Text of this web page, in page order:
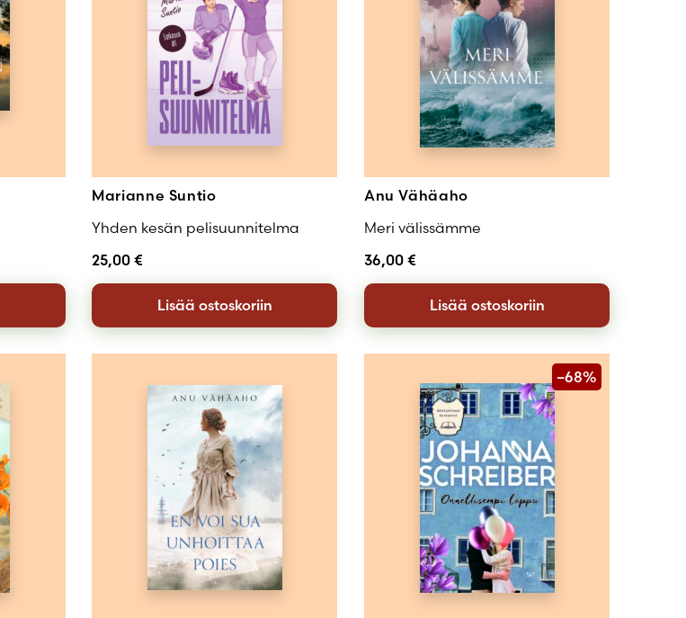
Luo uusi tili
Marianne Suntio
Yhden kesän pelisuunnitelma
25,00€
Lisää ostoskoriin
Anu Vähäaho
Meri välissämme
36,00 €
Lisää ostoskoriin
–68%